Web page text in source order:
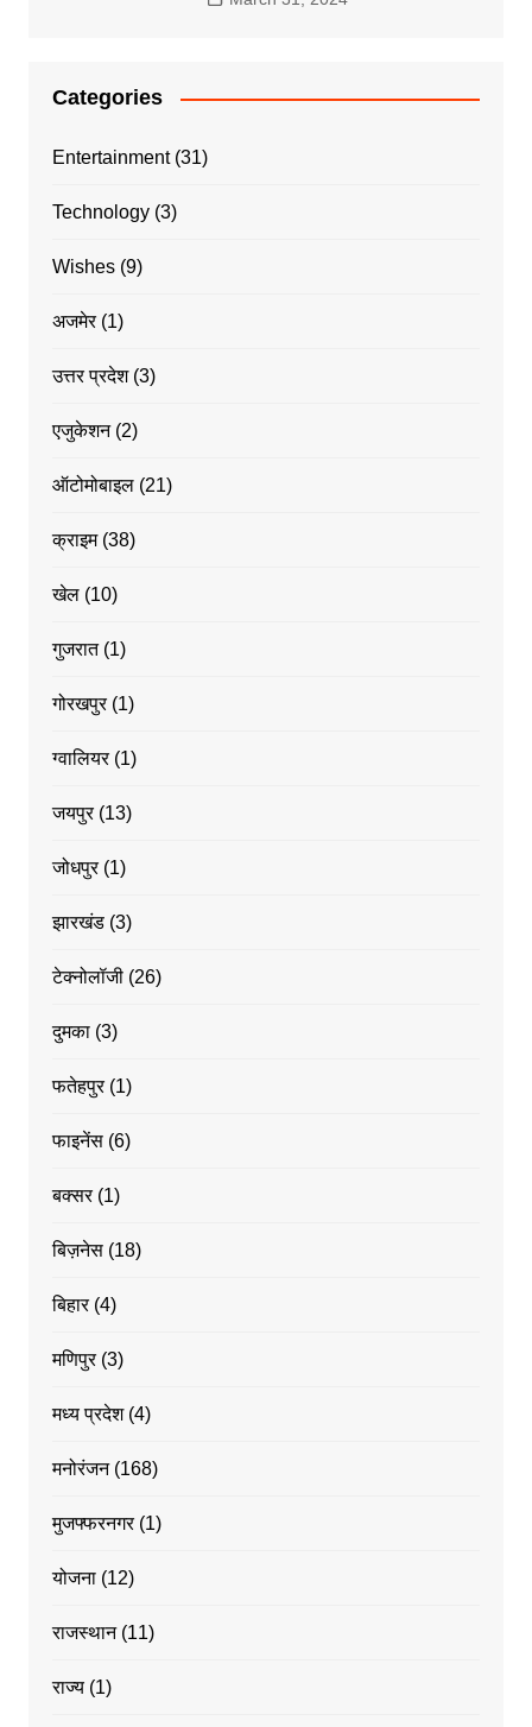
Categories
Entertainment(31)
Technology(3)
Wishes(9)
अजमेर(1)
उत्तर प्रदेश(3)
एजुकेशन(2)
ऑटोमोबाइल(21)
क्राइम(38)
खेल(10)
गुजरात(1)
गोरखपुर(1)
ग्वालियर(1)
जयपुर(13)
जोधपुर(1)
झारखंड(3)
टेक्नोलॉजी(26)
दुमका(3)
फतेहपुर(1)
फाइनेंस(6)
बक्सर(1)
बिज़नेस(18)
बिहार(4)
मणिपुर(3)
मध्य प्रदेश(4)
मनोरंजन(168)
मुजफ्फरनगर(1)
योजना(12)
राजस्थान(11)
राज्य(1)